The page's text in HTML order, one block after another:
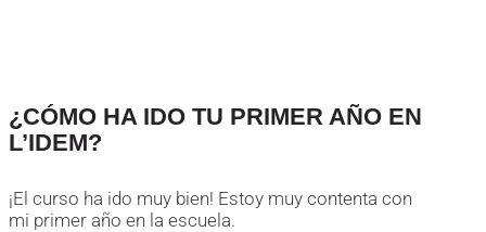
¿CÓMO HA IDO TU PRIMER AÑO EN
L’IDEM?
¡El curso ha ido muy bien! Estoy muy contenta con
mi primer año en la escuela.